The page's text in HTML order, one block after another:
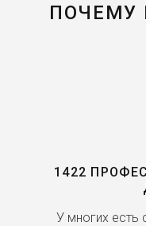
ПОЧЕМУ
1422
У многих есть